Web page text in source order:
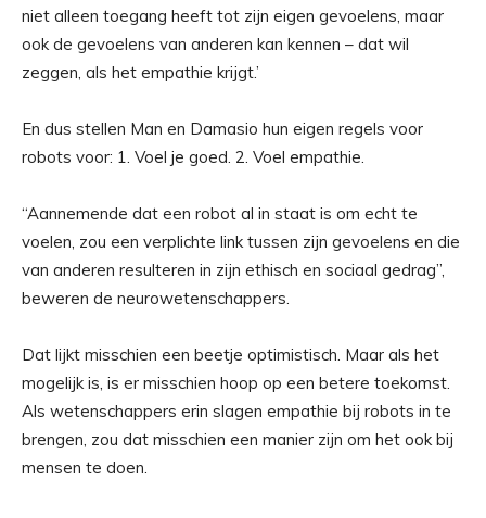
niet alleen toegang heeft tot zijn eigen gevoelens, maar
ook de gevoelens van anderen kan kennen – dat wil
zeggen, als het empathie krijgt.’
En dus stellen Man en Damasio hun eigen regels voor
robots voor: 1. Voel je goed. 2. Voel empathie.
“Aannemende dat een robot al in staat is om echt te
voelen, zou een verplichte link tussen zijn gevoelens en die
van anderen resulteren in zijn ethisch en sociaal gedrag”,
beweren de neurowetenschappers.
Dat lijkt misschien een beetje optimistisch. Maar als het
mogelijk is, is er misschien hoop op een betere toekomst.
Als wetenschappers erin slagen empathie bij robots in te
brengen, zou dat misschien een manier zijn om het ook bij
mensen te doen.